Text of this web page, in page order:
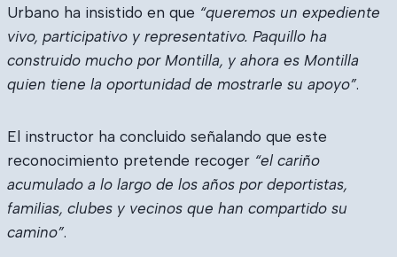
Urbano ha insistido en que “queremos un expediente
vivo, participativo y representativo. Paquillo ha
construido mucho por Montilla, y ahora es Montilla
quien tiene la oportunidad de mostrarle su apoyo”.
El instructor ha concluido señalando que este
reconocimiento pretende recoger “el cariño
acumulado a lo largo de los años por deportistas,
familias, clubes y vecinos que han compartido su
camino”.